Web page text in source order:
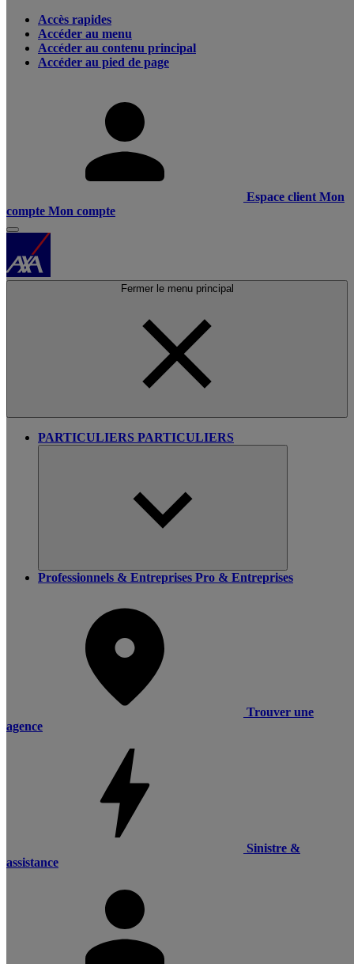
Accès rapides
Accéder au menu
Accéder au contenu principal
Accéder au pied de page
Espace client Mon
compte Mon compte
Fermer le menu principal
PARTICULIERS PARTICULIERS
Professionnels & Entreprises Pro & Entreprises
Trouver une
agence
Sinistre &
assistance